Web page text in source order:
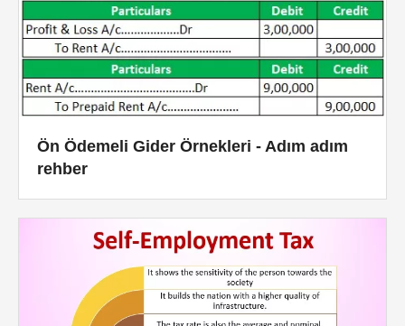
Ön Ödemeli Gider Örnekleri - Adım adım
rehber